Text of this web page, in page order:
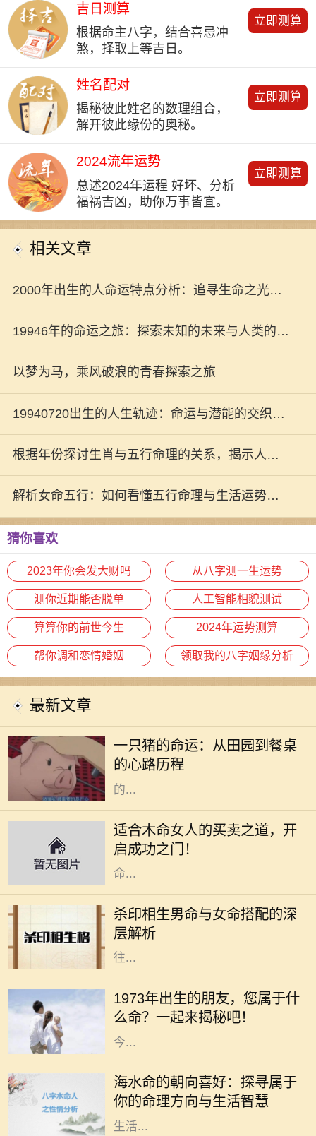
吉日测算
根据命主八字，结合喜忌冲
煞，择取上等吉日。
立即测算
姓名配对
揭秘彼此姓名的数理组合，
解开彼此缘份的奥秘。
立即测算
2024流年运势
总述2024年运程 好坏、分析
福祸吉凶，助你万事皆宜。
立即测算
相关文章
2000年出生的人命运特点分析：追寻生命之光的
旅程
19946年的命运之旅：探索未知的未来与人类的选
择
以梦为马，乘风破浪的青春探索之旅
19940720出生的人生轨迹：命运与潜能的交织之
旅
根据年份探讨生肖与五行命理的关系，揭示人生
秘密！
解析女命五行：如何看懂五行命理与生活运势的
关系
猜你喜欢
2023年你会发大财吗 从八字测一生运势
测你近期能否脱单 人工智能相貌测试
算算你的前世今生 2024年运势测算
帮你调和恋情婚姻 领取我的八字姻缘分析
最新文章
一只猪的命运：从田园到餐桌
的心路历程
悦耳的叫声，一只肥胖的猪悠然自得
地在泥土中打滚。它的生活似乎无忧
无虑，每天享受着阳光、青草和农民
的...
适合木命女人的买卖之道，开
启成功之门！
木命女人在五行中代表着生机与创造
力，她们通常具有强烈的好奇心和创
造精神，适合从事与艺术、教育、咨
询等相关的行业。本文将深入探讨木
命...
杀印相生男命与女命搭配的深
层解析
在命理学中，男女命的搭配一直是一
个重要的话题，尤其是杀印相生的男
命。这种命格的特点是：杀星有力，
印绶相生，意味着这个男性的个性往
往...
1973年出生的朋友，您属于什
么命？一起来揭秘吧！
在中华文化中，每个人的命运都与其
出生的年份、五行和生肖密切相关。
1973年，这个年份不仅是新历史的起
点，更是成千上万生命的诞生之年。
今...
海水命的朝向喜好：探寻属于
你的命理方向与生活智慧
在命理学中，海水命是一种受人喜爱
的命格。它代表着依赖变化与流动的
特性，仿佛大海一般，能够包容万
象，适应环境。而海水命的人在选择
生活...
在中国传统文化中，命理学一直扮演